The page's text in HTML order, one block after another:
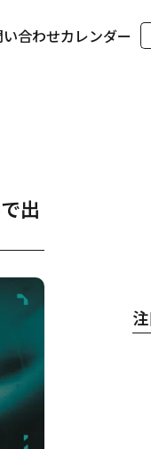
合わせカレンダー
出